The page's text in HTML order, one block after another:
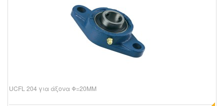
UCFL 204 για άξονα Φ=20ΜΜ